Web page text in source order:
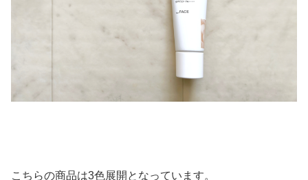
こちらの商品は3色展開となっています。